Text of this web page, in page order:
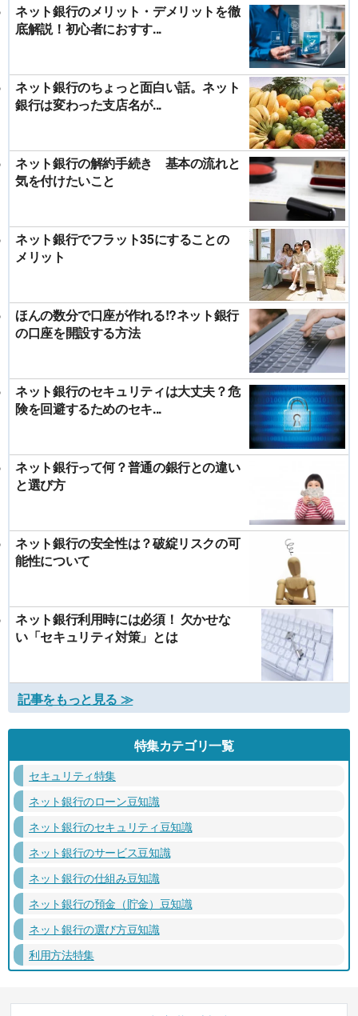
ネット銀行のメリット・デメリットを徹
底解説！初心者におすす...
ネット銀行のちょっと面白い話。ネット
銀行は変わった支店名が...
ネット銀行の解約手続き 基本の流れと
気を付けたいこと
ネット銀行でフラット35にすることの
メリット
ほんの数分で口座が作れる!?ネット銀行
の口座を開設する方法
ネット銀行のセキュリティは大丈夫？危
険を回避するためのセキ...
ネット銀行って何？普通の銀行との違い
と選び方
ネット銀行の安全性は？破綻リスクの可
能性について
ネット銀行利用時には必須！ 欠かせな
い「セキュリティ対策」とは
記事をもっと見る ≫
特集カテゴリ一覧
セキュリティ特集
ネット銀行のローン豆知識
ネット銀行のセキュリティ豆知識
ネット銀行のサービス豆知識
ネット銀行の仕組み豆知識
ネット銀行の預金（貯金）豆知識
ネット銀行の選び方豆知識
利用方法特集